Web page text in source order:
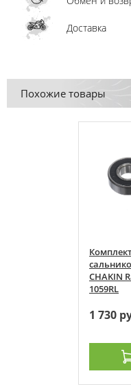
Доставка
Похожие товары
CHAKIN
1059RL
1 730